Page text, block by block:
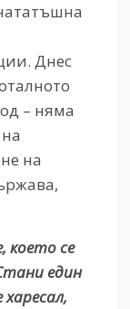
Днес
– няма
на
което се
един